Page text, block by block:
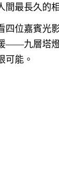
最長久的相
四位嘉賓光
——九層塔
可能。